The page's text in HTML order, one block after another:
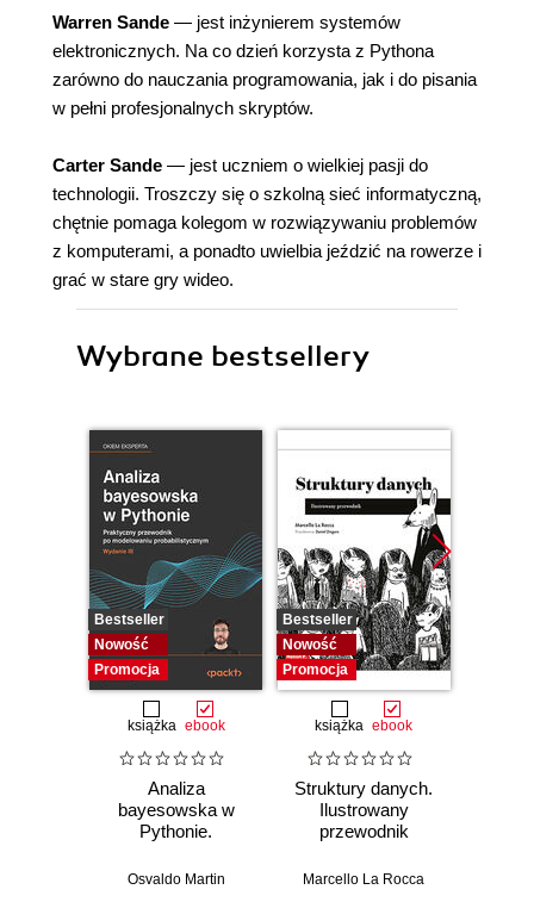
Warren Sande — jest inżynierem systemów
elektronicznych. Na co dzień korzysta z Pythona
zarówno do nauczania programowania, jak i do pisania
w pełni profesjonalnych skryptów.
Carter Sande — jest uczniem o wielkiej pasji do
technologii. Troszczy się o szkolną sieć informatyczną,
chętnie pomaga kolegom w rozwiązywaniu problemów
z komputerami, a ponadto uwielbia jeździć na rowerze i
grać w stare gry wideo.
Wybrane bestsellery
Bestseller
Nowość
Promocja
książka ebook
Analiza
bayesowska w
Pythonie.
przewodnik po
Osvaldo Martin
Bestseller
Nowość
Promocja
książka ebook
Struktury danych.
Ilustrowany
przewodnik
Marcello La Rocca